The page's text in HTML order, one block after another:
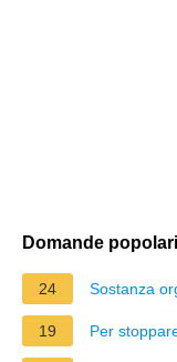
Domande popolari
24 Sostanza
19 Per